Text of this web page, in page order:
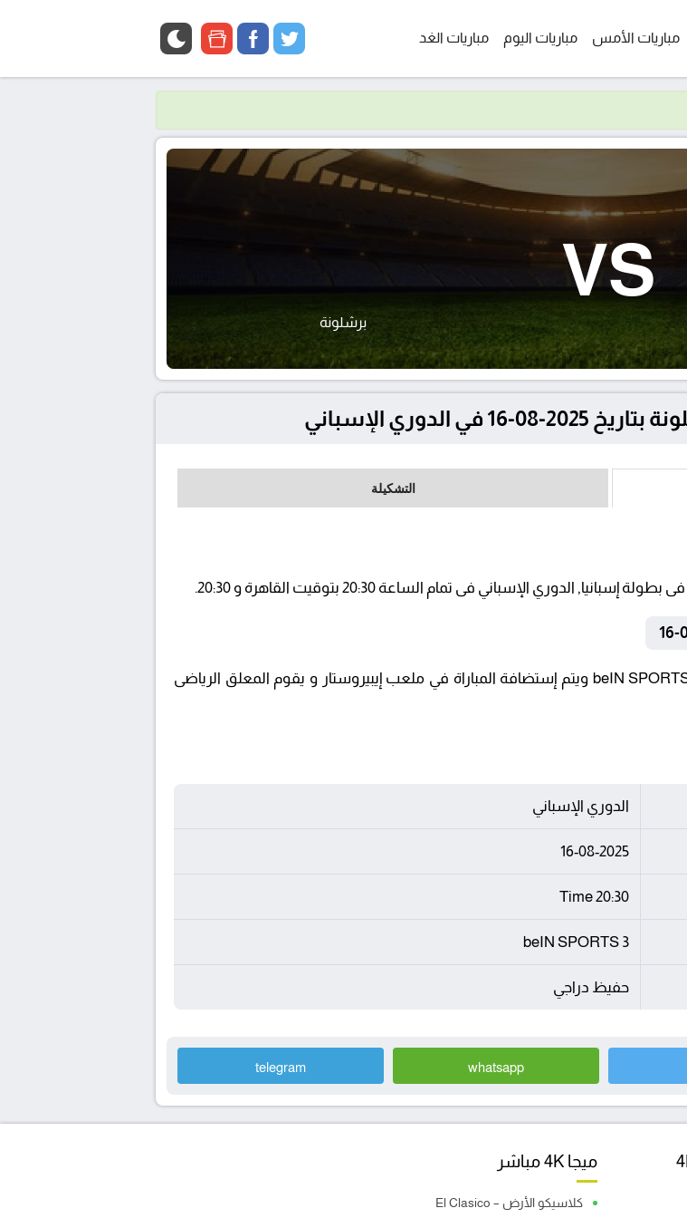
مباريات الأمس مباريات اليوم مباريات الغد twitter
facebook
google
VS
برشلونة
الإسباني
التشكيلة
تنقل أحداث المباراة في الوطن العربي فضائيا على قناة beIN SPORTS 3 ويتم إستضافة المباراة في ملعب إيبيروستار و يقوم المعلق الرياضى
الدوري الإسباني
16-08-2025
20:30 Time
beIN SPORTS 3
حفيظ دراجي
whatsapp
telegram
ميجا 4K مباشر
كلاسيكو الأرض – El Clasico